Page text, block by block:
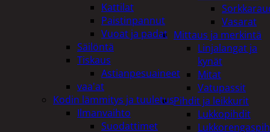
Vasarat
Mittaus ja merkintä
Linjalangat ja
kynät
Mitat
Vatupassit
Pihdit ja leikkurit
Lukkopihdit
Kattilat
Paistinpannut
Vuoat ja padat
Säilöntä
Tiskaus
Astianpesuaineet
vaa'at
Kodin lämmitys ja tuuletus
Ilmanvaihto
Suodattimet